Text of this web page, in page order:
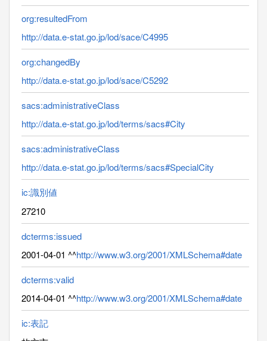
org:resultedFrom
http://data.e-stat.go.jp/lod/sace/C4995
org:changedBy
http://data.e-stat.go.jp/lod/sace/C5292
sacs:administrativeClass
http://data.e-stat.go.jp/lod/terms/sacs#City
sacs:administrativeClass
http://data.e-stat.go.jp/lod/terms/sacs#SpecialCity
ic:識別値
27210
dcterms:issued
2001-04-01 ^^http://www.w3.org/2001/XMLSchema#date
dcterms:valid
2014-04-01 ^^http://www.w3.org/2001/XMLSchema#date
ic:表記